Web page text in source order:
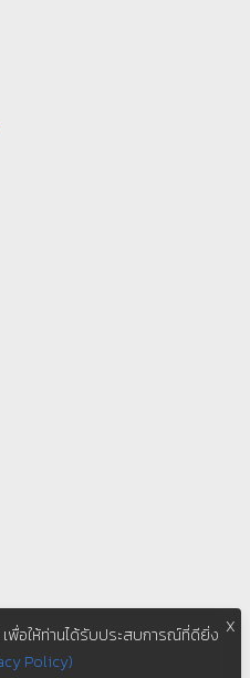
X
เพื่อให้ท่านได้รับประสบการณ์ที่ดียิ่ง
Policy)